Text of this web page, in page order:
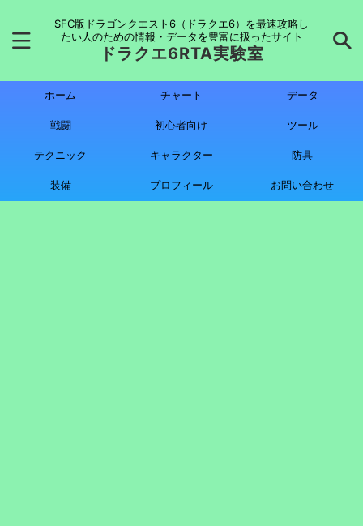
SFC版ドラゴンクエスト6（ドラクエ6）を最速攻略し
たい人のための情報・データを豊富に扱ったサイト
ドラクエ6RTA実験室
ホーム チャート データ
戦闘 初心者向け ツール
テクニック キャラクター 防具
装備 プロフィール お問い合わせ